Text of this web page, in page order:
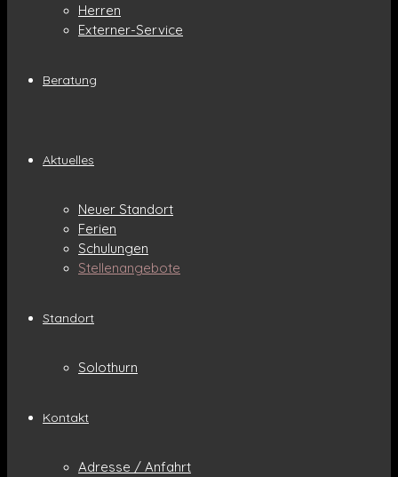
Herren
Externer-Service
Beratung
Aktuelles
Neuer Standort
Ferien
Schulungen
Stellenangebote
Standort
Solothurn
Kontakt
Adresse / Anfahrt